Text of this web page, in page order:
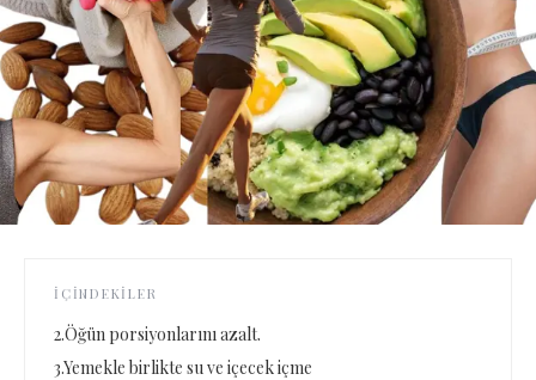
İÇINDEKILER
2.Öğün porsiyonlarını azalt.
3.Yemekle birlikte su ve içecek içme